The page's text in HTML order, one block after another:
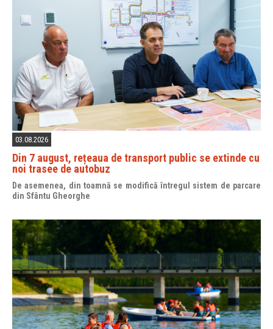
03.08.2026
Din 7 august, rețeaua de transport public se extinde cu
noi trasee de autobuz
De asemenea, din toamnă se modifică întregul sistem de parcare
din Sfântu Gheorghe